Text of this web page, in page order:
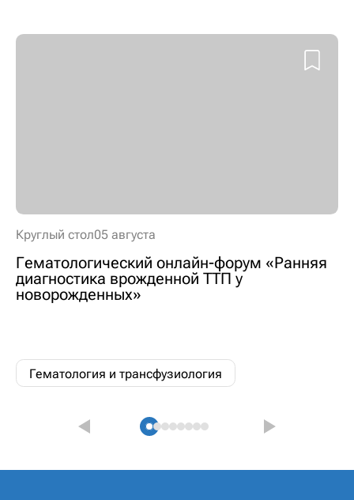
Круглый стол05 августа
Гематологический онлайн-форум «Ранняя
диагностика врожденной ТТП у
новорожденных»
Гематология и трансфузиология